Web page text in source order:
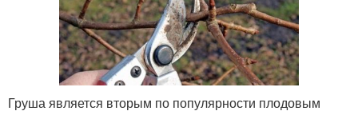
Груша является вторым по популярности плодовым